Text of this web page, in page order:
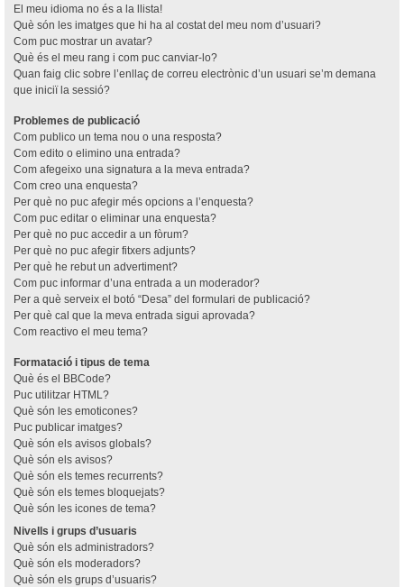
El meu idioma no és a la llista!
Què són les imatges que hi ha al costat del meu nom d’usuari?
Com puc mostrar un avatar?
Què és el meu rang i com puc canviar-lo?
Quan faig clic sobre l’enllaç de correu electrònic d’un usuari se’m demana
que iniciï la sessió?
Problemes de publicació
Com publico un tema nou o una resposta?
Com edito o elimino una entrada?
Com afegeixo una signatura a la meva entrada?
Com creo una enquesta?
Per què no puc afegir més opcions a l’enquesta?
Com puc editar o eliminar una enquesta?
Per què no puc accedir a un fòrum?
Per què no puc afegir fitxers adjunts?
Per què he rebut un advertiment?
Com puc informar d’una entrada a un moderador?
Per a què serveix el botó “Desa” del formulari de publicació?
Per què cal que la meva entrada sigui aprovada?
Com reactivo el meu tema?
Formatació i tipus de tema
Què és el BBCode?
Puc utilitzar HTML?
Què són les emoticones?
Puc publicar imatges?
Què són els avisos globals?
Què són els avisos?
Què són els temes recurrents?
Què són els temes bloquejats?
Què són les icones de tema?
Nivells i grups d’usuaris
Què són els administradors?
Què són els moderadors?
Què són els grups d’usuaris?